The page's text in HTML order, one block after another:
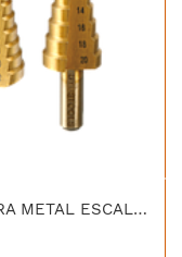
[BCE3SU] UYUSTOOLS BROCA PARA METAL ESCALONADA 3PCS